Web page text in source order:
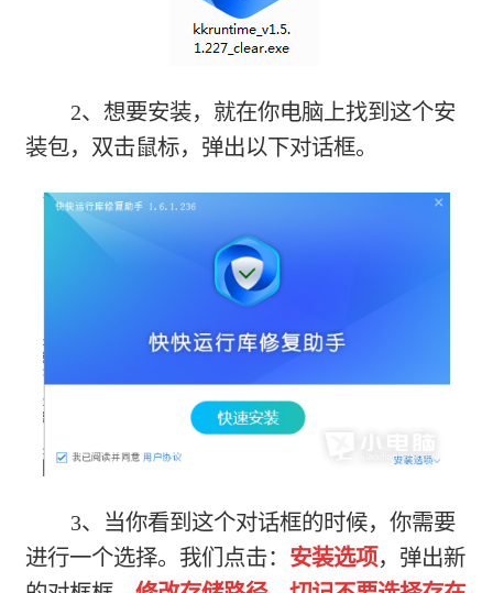
2、想要安装，就在你电脑上找到这个安
装包，双击鼠标，弹出以下对话框。
3、当你看到这个对话框的时候，你需要
进行一个选择。我们点击： 安装选项，弹出新